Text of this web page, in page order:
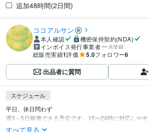
追加48時間(2日間)
ココアルサン
本人確認
機密保持契約(NDA)
インボイス発行事業者
未登録
総販売実績1評価 5.0フォロワー6
出品者に質問
スケジュール
平日、休日問わず
週3～5日稼働できる予定です。15〜24時に対応しやす...
すべて見る